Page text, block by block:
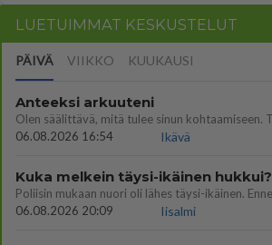
LUETUIMMAT KESKUSTELUT
PÄIVÄ VIIKKO KUUKAUSI
Anteeksi arkuuteni
06.08.2026 16:54
Ikävä
Kuka melkein täysi-ikäinen hukkui?
06.08.2026 20:09
Iisalmi